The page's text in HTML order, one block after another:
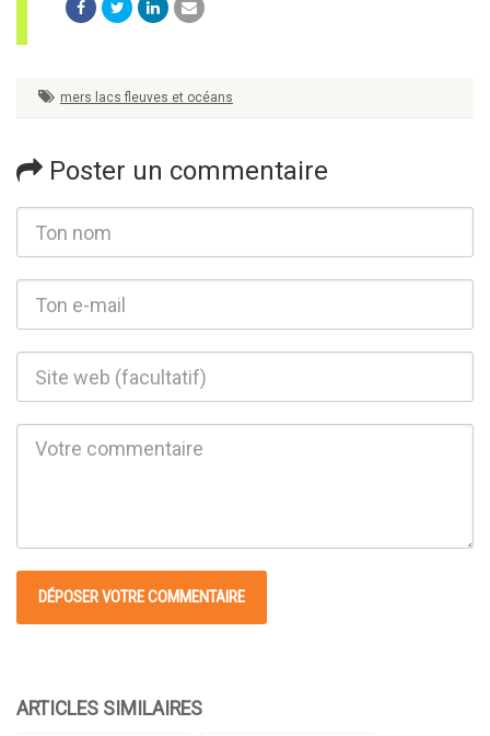
mers lacs fleuves et océans
Poster un commentaire